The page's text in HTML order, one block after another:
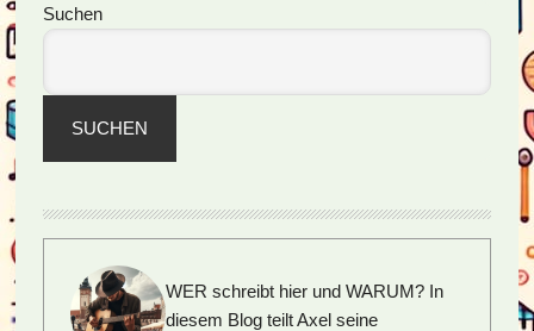
Seitenspalte
Suchen
SUCHEN
WER schreibt hier und WARUM? In
diesem Blog teilt Axel seine